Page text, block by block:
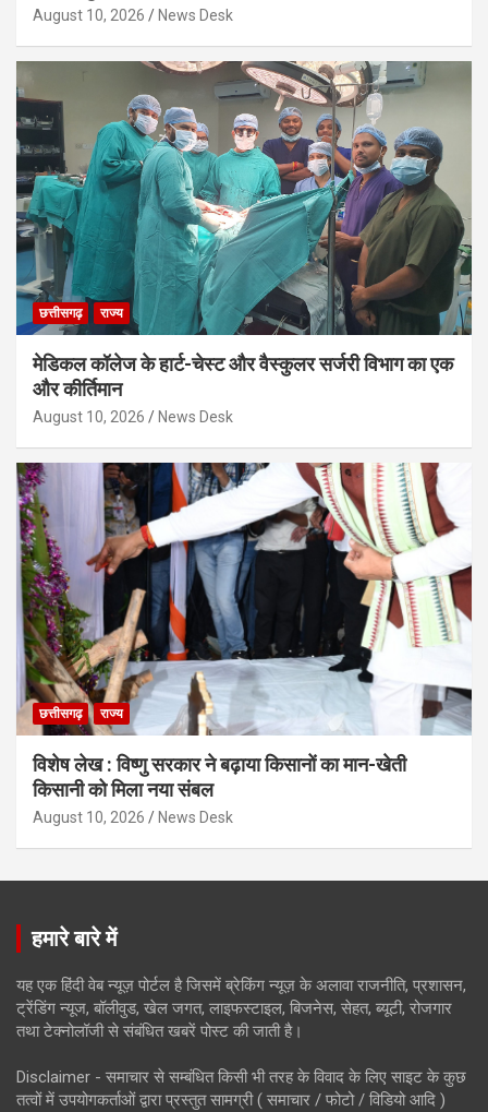
August 10, 2026 News Desk
छत्तीसगढ़ राज्य
मेडिकल कॉलेज के हार्ट-चेस्ट और वैस्कुलर सर्जरी विभाग का एक
और कीर्तिमान
August 10, 2026 News Desk
छत्तीसगढ़ राज्य
विशेष लेख : विष्णु सरकार ने बढ़ाया किसानों का मान-खेती
किसानी को मिला नया संबल
August 10, 2026 News Desk
हमारे बारे में
यह एक हिंदी वेब न्यूज़ पोर्टल है जिसमें ब्रेकिंग न्यूज़ के अलावा राजनीति, प्रशासन,
ट्रेंडिंग न्यूज, बॉलीवुड, खेल जगत, लाइफस्टाइल, बिजनेस, सेहत, ब्यूटी, रोजगार
तथा टेक्नोलॉजी से संबंधित खबरें पोस्ट की जाती है।
Disclaimer - समाचार से सम्बंधित किसी भी तरह के विवाद के लिए साइट के कुछ
तत्वों में उपयोगकर्ताओं द्वारा प्रस्तुत सामग्री ( समाचार / फोटो / विडियो आदि )